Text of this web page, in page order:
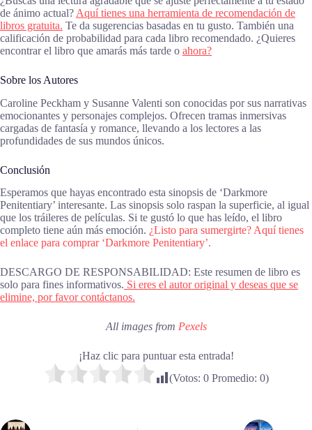
de ánimo actual? Aquí tienes una herramienta de recomendación de
libros gratuita. Te da sugerencias basadas en tu gusto. También una
calificación de probabilidad para cada libro recomendado. ¿Quieres
encontrar el libro que amarás más tarde o ahora?
Sobre los Autores
Caroline Peckham y Susanne Valenti son conocidas por sus narrativas
emocionantes y personajes complejos. Ofrecen tramas inmersivas
cargadas de fantasía y romance, llevando a los lectores a las
profundidades de sus mundos únicos.
Conclusión
Esperamos que hayas encontrado esta sinopsis de ‘Darkmore
Penitentiary’ interesante. Las sinopsis solo raspan la superficie, al igual
que los tráileres de películas. Si te gustó lo que has leído, el libro
completo tiene aún más emoción. ¿Listo para sumergirte? Aquí tienes
el enlace para comprar ‘Darkmore Penitentiary’.
DESCARGO DE RESPONSABILIDAD: Este resumen de libro es
solo para fines informativos. Si eres el autor original y deseas que se
elimine, por favor contáctanos.
All images from Pexels
¡Haz clic para puntuar esta entrada!
(Votos: 0Promedio: 0)